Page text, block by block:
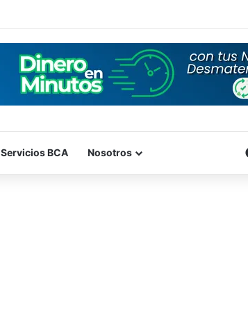
Servicios BCA Nosotros